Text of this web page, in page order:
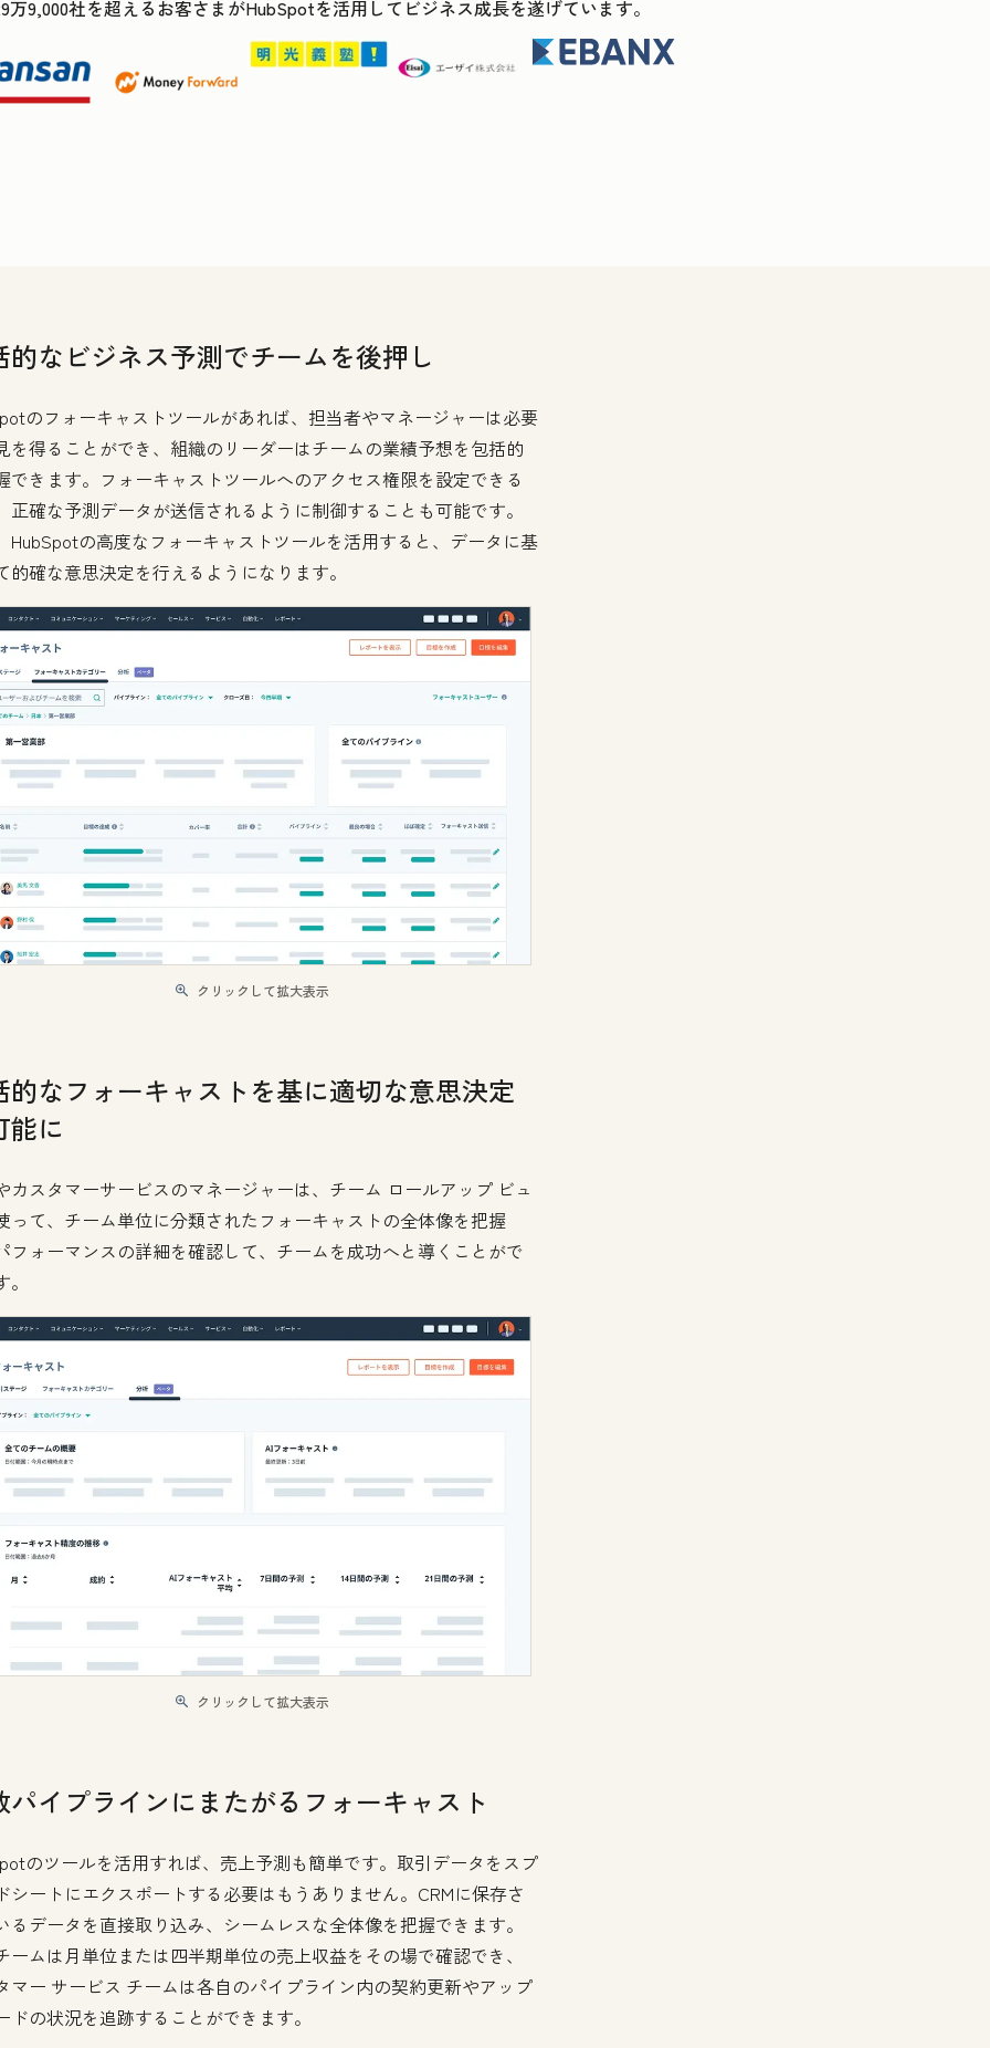
万9,000社を超えるお客さまがHubSpotを活用してビジネス成長を遂げています。
的なビジネス予測でチームを後押し
のフォーキャストツールがあれば、担当者やマネージャーは必要
を得ることができ、組織のリーダーはチームの業績予想を包括的
できます。フォーキャストツールへのアクセス権限を設定できる
正確な予測データが送信されるように制御することも可能です。
HubSpotの高度なフォーキャストツールを活用すると、データに基
的確な意思決定を行えるようになります。
クリックして拡大表示
的なフォーキャストを基に適切な意思決定
能に
カスタマーサービスのマネージャーは、チーム ロールアップ ビュ
って、チーム単位に分類されたフォーキャストの全体像を把握
フォーマンスの詳細を確認して、チームを成功へと導くことがで
クリックして拡大表示
パイプラインにまたがるフォーキャスト
のツールを活用すれば、売上予測も簡単です。取引データをスプ
シートにエクスポートする必要はもうありません。CRMに保存さ
るデータを直接取り込み、シームレスな全体像を把握できます。
ームは月単位または四半期単位の売上収益をその場で確認でき、
マー サービス チームは各自のパイプライン内の契約更新やアップ
ドの状況を追跡することができます。